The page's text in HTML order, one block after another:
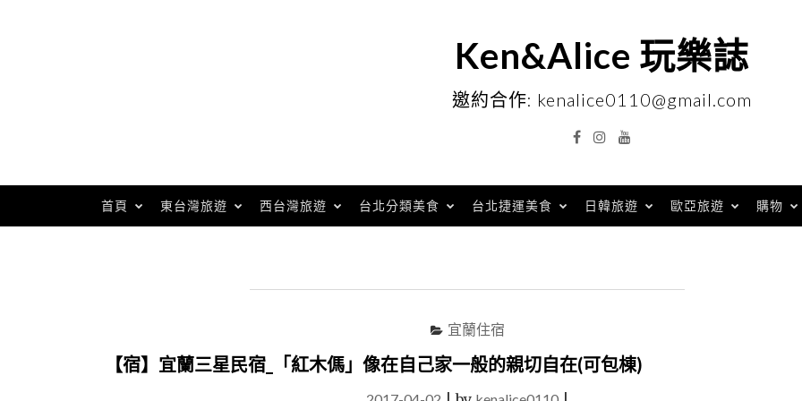
Ken&Alice 玩樂誌
邀約合作: kenalice0110@gmail.com
FacebookInstagramYouTube
首頁 東台灣旅遊 西台灣旅遊 台北分類美食 台北捷運美食 日韓旅遊 歐亞旅遊 購物
宜蘭住宿
【宿】宜蘭三星民宿_「紅木傌」像在自己家一般的親切自在(可包棟)